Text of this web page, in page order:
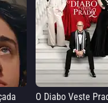
O Diabo Veste